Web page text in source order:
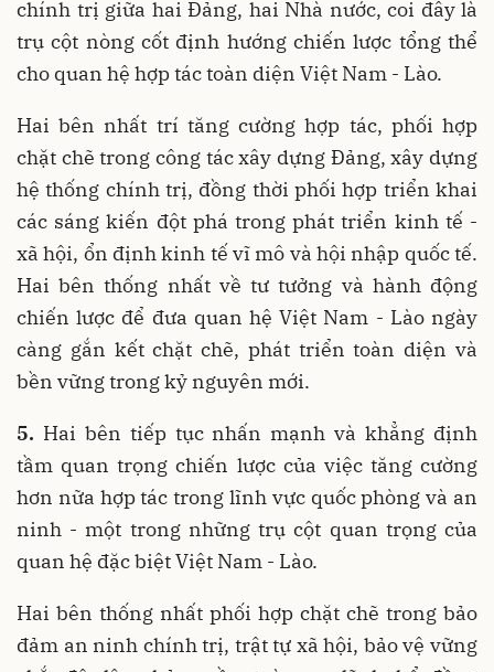
chính trị giữa hai Đảng, hai Nhà nước, coi đây là
trụ cột nòng cốt định hướng chiến lược tổng thể
cho quan hệ hợp tác toàn diện Việt Nam - Lào.
Hai bên nhất trí tăng cường hợp tác, phối hợp
chặt chẽ trong công tác xây dựng Đảng, xây dựng
hệ thống chính trị, đồng thời phối hợp triển khai
các sáng kiến đột phá trong phát triển kinh tế -
xã hội, ổn định kinh tế vĩ mô và hội nhập quốc tế.
Hai bên thống nhất về tư tưởng và hành động
chiến lược để đưa quan hệ Việt Nam - Lào ngày
càng gắn kết chặt chẽ, phát triển toàn diện và
bền vững trong kỷ nguyên mới.
5. Hai bên tiếp tục nhấn mạnh và khẳng định
tầm quan trọng chiến lược của việc tăng cường
hơn nữa hợp tác trong lĩnh vực quốc phòng và an
ninh - một trong những trụ cột quan trọng của
quan hệ đặc biệt Việt Nam - Lào.
Hai bên thống nhất phối hợp chặt chẽ trong bảo
đảm an ninh chính trị, trật tự xã hội, bảo vệ vững